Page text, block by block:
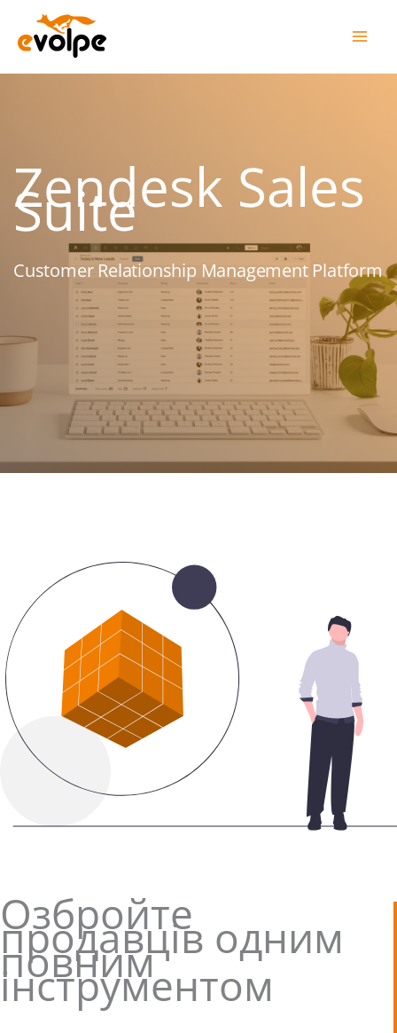
Перейти
Zendesk Sales
Suite
Customer Relationship Management Platform
Озбройте
продавців одним
повним
інструментом